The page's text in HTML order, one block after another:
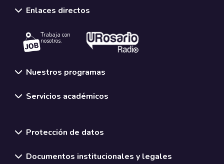
Enlaces directos
Trabaja con
nosotros.
Nuestros programas
Servicios académicos
Protección de datos
Documentos institucionales y legales